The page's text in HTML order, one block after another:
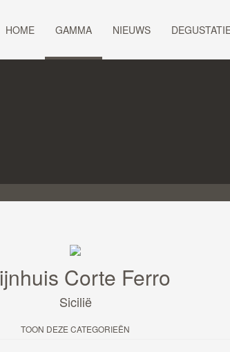
HOME GAMMA NIEUWS
Corte Ferro
Sicilië
TOON DEZE CATEGORIEËN